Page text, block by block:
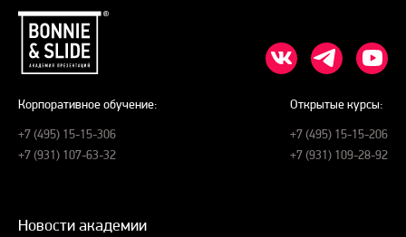
Корпоративное обучение:
+7 (495) 15-15-306
+7 (931) 107-63-32
Открытые курсы:
+7 (495) 15-15-206
+7 (931) 109-28-92
Новости академии